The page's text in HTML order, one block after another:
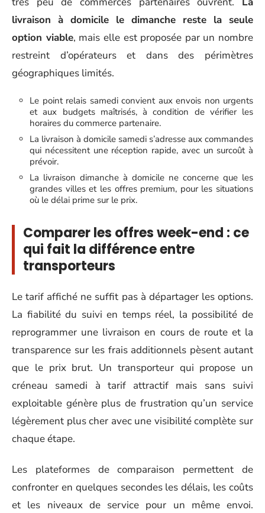
livraison à domicile le dimanche reste la seule
option viable, mais elle est proposée par un nombre
restreint d’opérateurs et dans des périmètres
géographiques limités.
Le point relais samedi convient aux envois non urgents
et aux budgets maîtrisés, à condition de vérifier les
horaires du commerce partenaire.
La livraison à domicile samedi s’adresse aux commandes
qui nécessitent une réception rapide, avec un surcoût à
prévoir.
La livraison dimanche à domicile ne concerne que les
grandes villes et les offres premium, pour les situations
où le délai prime sur le prix.
Comparer les offres week-end : ce
qui fait la différence entre
transporteurs
Le tarif affiché ne suffit pas à départager les options.
La fiabilité du suivi en temps réel, la possibilité de
reprogrammer une livraison en cours de route et la
transparence sur les frais additionnels pèsent autant
que le prix brut. Un transporteur qui propose un
créneau samedi à tarif attractif mais sans suivi
exploitable génère plus de frustration qu’un service
légèrement plus cher avec une visibilité complète sur
chaque étape.
Les plateformes de comparaison permettent de
confronter en quelques secondes les délais, les coûts
et les niveaux de service pour un même envoi.